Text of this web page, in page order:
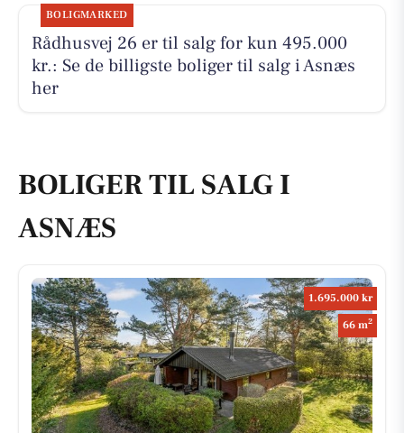
BOLIGMARKED
Rådhusvej 26 er til salg for kun 495.000
kr.: Se de billigste boliger til salg i Asnæs
her
BOLIGER TIL SALG I
ASNÆS
1.695.000 kr
66 m2